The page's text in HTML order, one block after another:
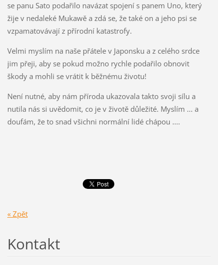
se panu Sato podařilo navázat spojení s panem Uno, který
žije v nedaleké Mukawě a zdá se, že také on a jeho psi se
vzpamatovávají z přírodní katastrofy.
Velmi myslím na naše přátele v Japonsku a z celého srdce
jim přeji, aby se pokud možno rychle podařilo obnovit
škody a mohli se vrátit k běžnému životu!
Není nutné, aby nám příroda ukazovala takto svoji sílu a
nutila nás si uvědomit, co je v životě důležité. Myslím ... a
doufám, že to snad všichni normální lidé chápou ....
« Zpět
Kontakt